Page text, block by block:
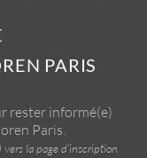
PARIS
rester informé(e)
Paris.
vers la page d’inscription